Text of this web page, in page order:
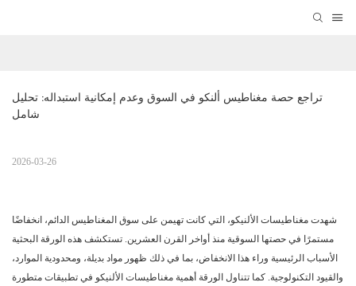
تراجع حصة مغناطيس ألنكو في السوق وعدم إمكانية استبداله: تحليل
شامل
2026-03-26
شهدت مغناطيسات الألنيكو، التي كانت تهيمن على سوق المغناطيس الدائم، انخفاضًا
مستمرًا في حصتها السوقية منذ أواخر القرن العشرين. تستكشف هذه الورقة البحثية
الأسباب الرئيسية وراء هذا الانخفاض، بما في ذلك ظهور مواد بديلة، ومحدودية الموارد،
والقيود التكنولوجية. كما تتناول الورقة أهمية مغناطيسات الألنيكو في تطبيقات متطورة